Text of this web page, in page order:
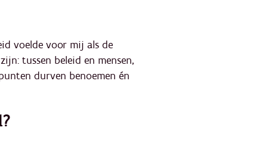
voelde voor mij als de
tussen beleid en mensen,
durven benoemen én